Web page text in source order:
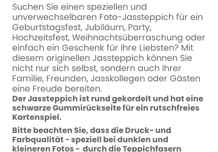
Suchen Sie einen speziellen und
unverwechselbaren Foto-Jassteppich für ein
Geburtstagsfest, Jubiläum, Party,
Hochzeitsfest, Weihnachtsüberraschung oder
einfach ein Geschenk für Ihre Liebsten? Mit
diesem originellen Jassteppich können Sie
nicht nur sich selbst, sondern auch Ihrer
Familie, Freunden, Jasskollegen oder Gästen
eine Freude bereiten.
Der Jassteppich ist rund gekordelt und hat eine
schwarze Gummirückseite für ein rutschfreies
Kartenspiel.
Bitte beachten Sie, dass die Druck- und
Farbqualität - speziell bei dunklen und
kleineren Fotos - durch die Teppichfasern